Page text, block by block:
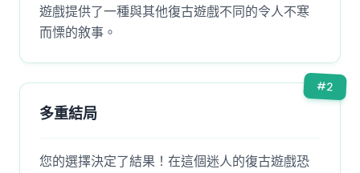
遊戲提供了一種與其他復古遊戲不同的令人不寒
而慄的敘事。
#2
多重結局
您的選擇決定了結果！在這個迷人的復古遊戲恐